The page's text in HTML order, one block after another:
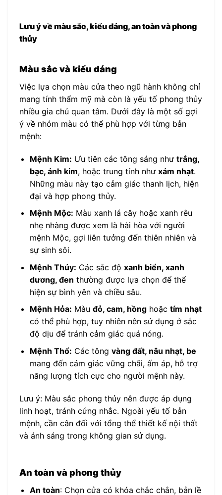
Lưu ý về màu sắc, kiểu dáng, an toàn và phong
thủy
Màu sắc và kiểu dáng
Việc lựa chọn màu cửa theo ngũ hành không chỉ
mang tính thẩm mỹ mà còn là yếu tố phong thủy
nhiều gia chủ quan tâm. Dưới đây là một số gợi
ý về nhóm màu có thể phù hợp với từng bản
mệnh:
Mệnh Kim: Ưu tiên các tông sáng như trắng,
bạc, ánh kim, hoặc trung tính như xám nhạt.
Những màu này tạo cảm giác thanh lịch, hiện
đại và hợp phong thủy.
Mệnh Mộc: Màu xanh lá cây hoặc xanh rêu
nhẹ nhàng được xem là hài hòa với người
mệnh Mộc, gợi liên tưởng đến thiên nhiên và
sự sinh sôi.
Mệnh Thủy: Các sắc độ xanh biển, xanh
dương, đen thường được lựa chọn để thể
hiện sự bình yên và chiều sâu.
Mệnh Hỏa: Màu đỏ, cam, hồnghoặc tím nhạt
có thể phù hợp, tuy nhiên nên sử dụng ở sắc
độ dịu để tránh cảm giác quá nóng.
Mệnh Thổ: Các tông vàng đất, nâu nhạt, be
mang đến cảm giác vững chãi, ấm áp, hỗ trợ
năng lượng tích cực cho người mệnh này.
Lưu ý: Màu sắc phong thủy nên được áp dụng
linh hoạt, tránh cứng nhắc. Ngoài yếu tố bản
mệnh, cần cân đối với tổng thể thiết kế nội thất
và ánh sáng trong không gian sử dụng.
An toàn và phong thủy
An toàn: Chọn cửa có khóa chắc chắn, bản lề